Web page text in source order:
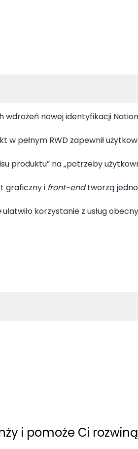
wdrożeń nowej identyfikacji
w pełnym RWD zapewnił
produktu” na „potrzeby
graficzny i front-endtworzą
ułatwiło korzystanie z usług
i pomoże Ci